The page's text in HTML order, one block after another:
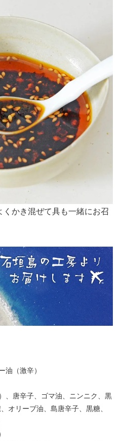
かき混ぜて具も一緒にお召
油（激辛）
、唐辛子、ゴマ油、ニンニク、黒
オリーブ油、島唐辛子、黒糖、